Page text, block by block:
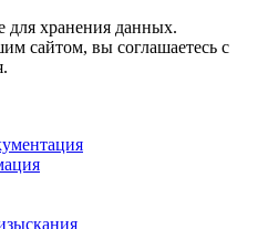
хранения данных.
сайтом, вы соглашаетесь с